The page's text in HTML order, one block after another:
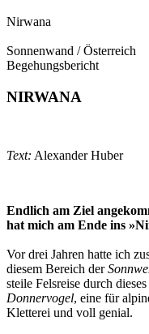
Nirwana
Sonnenwand / Österreich
Begehungsbericht
NIRWANA
Text: Alexander Huber
Endlich am Ziel
hat mich am Ende ins
Vor drei Jahren hatte ich
diesem Bereich der
steile Felsreise durch
Donnervogel, eine für
Kletterei und voll genial.